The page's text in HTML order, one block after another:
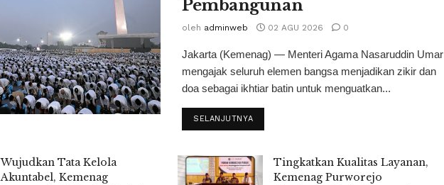
Pembangunan
oleh adminweb 02 AGU 2026 0
Jakarta (Kemenag) — Menteri Agama Nasaruddin Umar
mengajak seluruh elemen bangsa menjadikan zikir dan
doa sebagai ikhtiar batin untuk menguatkan...
SELANJUTNYA
Wujudkan Tata Kelola
Akuntabel, Kemenag
Tingkatkan Kualitas Layanan,
Kemenag Purworejo